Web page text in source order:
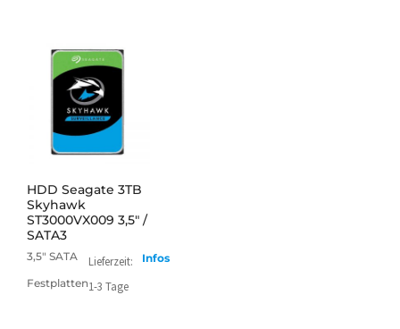
HDD Seagate 3TB
Skyhawk
ST3000VX009 3,5" /
SATA3
3,5" SATA
Festplatten
Lieferzeit:
1-3 Tage
Infos